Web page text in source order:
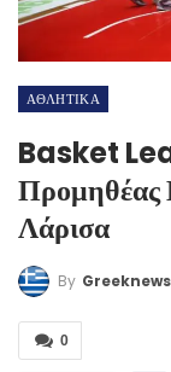
ΑΘΛΗΤΙΚΑ
Basket
Λάρισα
By
0